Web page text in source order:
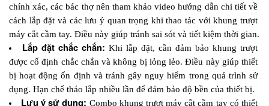
chính xác, các bác thợ nên tham khảo video hướng dẫn chi tiết về
cách lắp đặt và các lưu ý quan trọng khi thao tác với khung trượt
máy cắt cầm tay. Điều này giúp tránh sai sót và tiết kiệm thời gian.
Lắp đặt chắc chắn: Khi lắp đặt, cần đảm bảo khung trượt
được cố định chắc chắn và không bị lỏng lẻo. Điều này giúp thiết
bị hoạt động ổn định và tránh gây nguy hiểm trong quá trình sử
dụng. Hạn chế tháo lắp nhiều lần để đảm bảo độ bền của thiết bị.
Lưu ý sử dụng: Combo khung trượt máy cắt cầm tay có thiết